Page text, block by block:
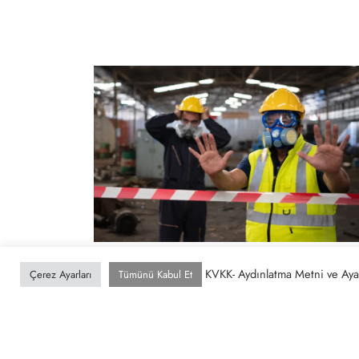
NEDIR?
Afet Bölgesi İlan Edilmesi Nedir
Çerez Ayarları Tümünü Kabul Et KVKK- Aydınlatma Metni ve